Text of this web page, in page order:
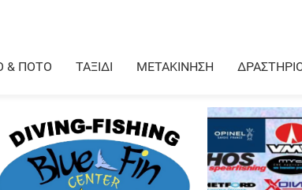
& ΠΟΤΟ ΤΑΞΙΔΙ ΜΕΤΑΚΙΝΗΣΗ